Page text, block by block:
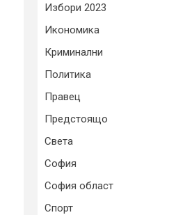
Избори 2023
Икономика
Криминални
Политика
Правец
Предстоящо
Света
София
София област
Спорт